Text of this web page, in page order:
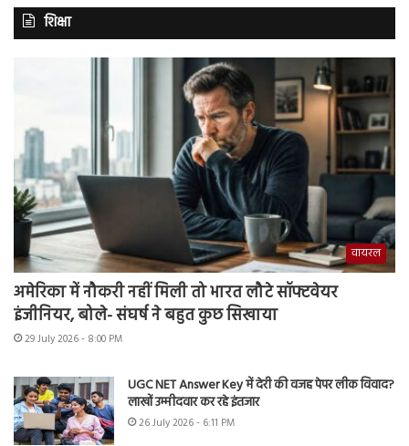
शिक्षा
वायरल
अमेरिका में नौकरी नहीं मिली तो भारत लौटे सॉफ्टवेयर
इंजीनियर, बोले- संघर्ष ने बहुत कुछ सिखाया
29 July 2026 - 8:00 PM
UGC NET Answer Key में देरी की वजह पेपर लीक विवाद?
लाखों उम्मीदवार कर रहे इंतजार
26 July 2026 - 6:11 PM